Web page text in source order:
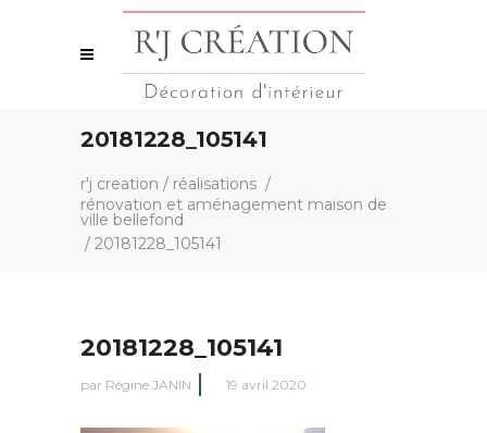
20181228_105141
r'j creation / réalisations /
rénovation et aménagement maison de
ville bellefond
/ 20181228_105141
20181228_105141
par Régine JANIN 19 avril 2020